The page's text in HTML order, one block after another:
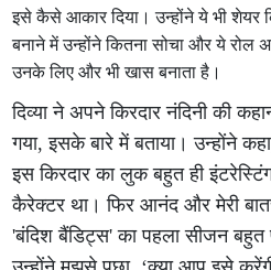
इसे कैसे आकार दिया। उन्होंने ये भी शेयर
बनाने में उन्होंने कितना सोचा और ये रोल
उनके लिए और भी खास बनाता है।
दिव्या ने अपने किरदार नंदिनी की
गया, इसके बारे में बताया। उन्होंने
इस किरदार का लुक बहुत ही
कैरेक्टर था। फिर आनंद और मेरी
'बंदिश बैंडिट्स' का पहला सीजन बहुत